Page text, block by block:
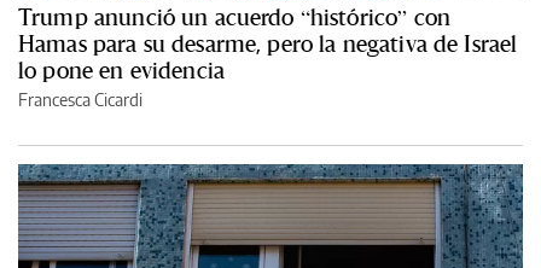
Trump anunció un acuerdo “histórico” con
Hamas para su desarme, pero la negativa de Israel
lo pone en evidencia
Francesca Cicardi